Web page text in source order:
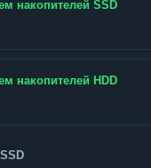
накопителей SSD
накопителей HDD